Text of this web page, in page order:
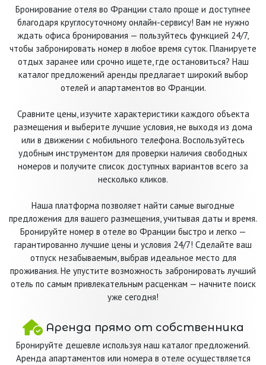
Бронирование отеля во Франции стало проще и доступнее
благодаря круглосуточному онлайн-сервису! Вам не нужно
ждать офиса бронирования — пользуйтесь функцией 24/7,
чтобы забронировать номер в любое время суток. Планируете
отдых заранее или срочно ищете, где остановиться? Наш
каталог предложений аренды предлагает широкий выбор
отелей и апартаментов во Франции.
Сравните цены, изучите характеристики каждого объекта
размещения и выберите лучшие условия, не выходя из дома
или в движении с мобильного телефона. Воспользуйтесь
удобным инструментом для проверки наличия свободных
номеров и получите список доступных вариантов всего за
несколько кликов.
Наша платформа позволяет найти самые выгодные
предложения для вашего размещения, учитывая даты и время.
Бронируйте номер в отеле во Франции быстро и легко —
гарантированно лучшие цены и условия 24/7! Сделайте ваш
отпуск незабываемым, выбрав идеальное место для
проживания. Не упустите возможность забронировать лучший
отель по самым привлекательным расценкам — начните поиск
уже сегодня!
Аренда прямо от собственника
Бронируйте дешевле используя наш каталог предложений.
Аренда апартаментов или номера в отеле осуществляется